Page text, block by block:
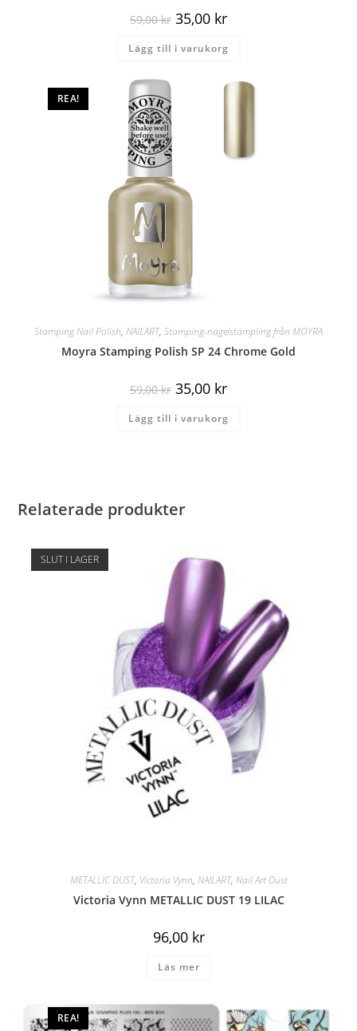
59,00kr 35,00 kr
Lägg till i varukorg
REA!
Stamping Nail Polish, NAILART, Stamping-nagelstämpling från MOYRA
Moyra Stamping Polish SP 24 Chrome Gold
59,00kr 35,00 kr
Lägg till i varukorg
Relaterade produkter
SLUT I LAGER
METALLIC DUST, Victoria Vynn, NAILART, Nail Art Dust
Victoria Vynn METALLIC DUST 19 LILAC
96,00 kr
Läs mer
REA!